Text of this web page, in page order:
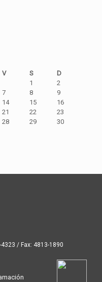
V S
D
1
2
7 8
9
14 15
16
21 22
23
28 29
30
/ Fax: 4813-1890